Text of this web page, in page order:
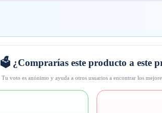
🗳️ ¿Comprarías este producto a este
Tu voto es anónimo y ayuda a otros usuarios a encontrar los